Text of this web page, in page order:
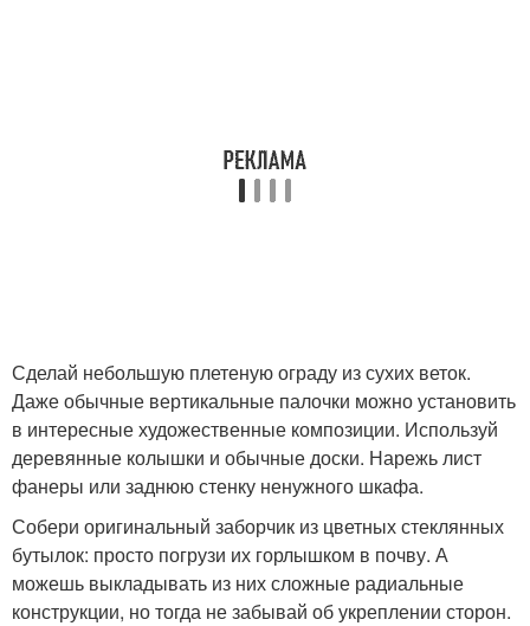
Сделай небольшую плетеную ограду из сухих веток.
Даже обычные вертикальные палочки можно установить
в интересные художественные композиции. Используй
деревянные колышки и обычные доски. Нарежь лист
фанеры или заднюю стенку ненужного шкафа.
Собери оригинальный заборчик из цветных стеклянных
бутылок: просто погрузи их горлышком в почву. А
можешь выкладывать из них сложные радиальные
конструкции, но тогда не забывай об укреплении сторон.